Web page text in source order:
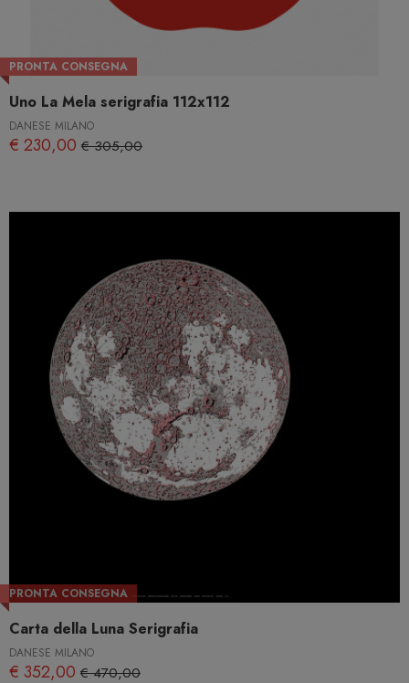
PRONTA CONSEGNA
Uno La Mela serigrafia 112x112
DANESE MILANO
€ 230,00 € 305,00
PRONTA CONSEGNA
Carta della Luna Serigrafia
DANESE MILANO
€ 352,00 € 470,00